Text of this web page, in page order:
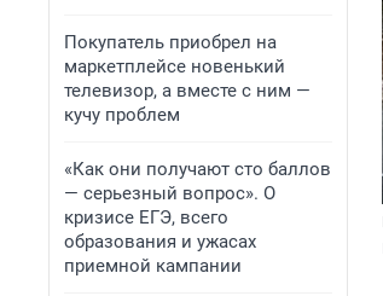
Покупатель приобрел на
маркетплейсе новенький
телевизор, а вместе с ним —
кучу проблем
«Как они получают сто баллов
— серьезный вопрос». О
кризисе ЕГЭ, всего
образования и ужасах
приемной кампании